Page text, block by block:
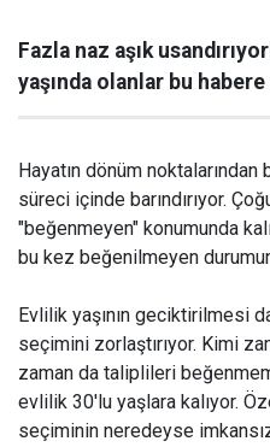
Fazla naz aşık
yaşında olanlar bu
Hayatın dönüm
süreci içinde barındırıyor.
"beğenmeyen" konumunda
bu kez beğenilmeyen
Evlilik yaşının geciktirilmesi
seçimini zorlaştırıyor. Kimi
zaman da taliplileri
evlilik 30'lu yaşlara kalıyor.
seçiminin neredeyse